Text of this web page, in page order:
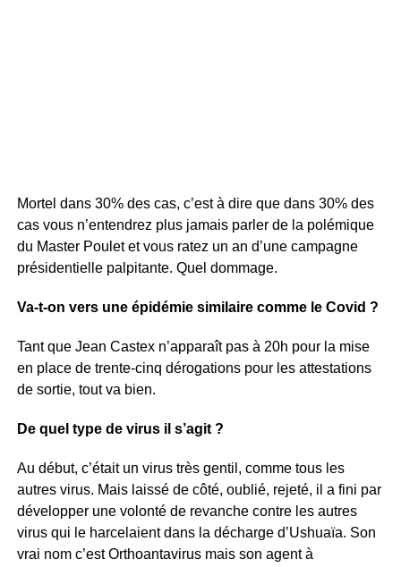
Mortel dans 30% des cas, c’est à dire que dans 30% des
cas vous n’entendrez plus jamais parler de la polémique
du Master Poulet et vous ratez un an d’une campagne
présidentielle palpitante. Quel dommage.
Va-t-on vers une épidémie similaire comme le Covid ?
Tant que Jean Castex n’apparaît pas à 20h pour la mise
en place de trente-cinq dérogations pour les attestations
de sortie, tout va bien.
De quel type de virus il s’agit ?
Au début, c’était un virus très gentil, comme tous les
autres virus. Mais laissé de côté, oublié, rejeté, il a fini par
développer une volonté de revanche contre les autres
virus qui le harcelaient dans la décharge d’Ushuaïa. Son
vrai nom c’est Orthoantavirus mais son agent à